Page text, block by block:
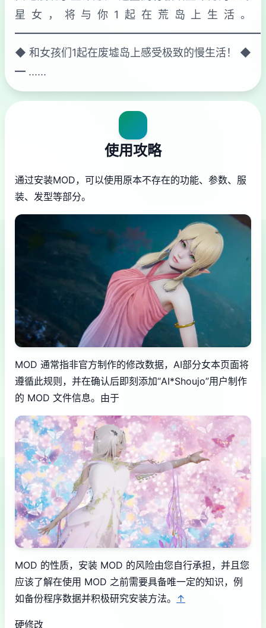
星女，将与你1起在荒岛上生活。
◆ 和女孩们1起在废墟岛上感受极致的慢生活！ ◆
━ ......
使用攻略
通过安装MOD，可以使用原本不存在的功能、参数、服
装、发型等部分。
MOD 通常指非官方制作的修改数据，AI部分女本页面将
遵循此规则，并在确认后即刻添加“AI*Shoujo”用户制作
的 MOD 文件信息。由于
MOD 的性质，安装 MOD 的风险由您自行承担，并且您
应该了解在使用 MOD 之前需要具备唯一定的知识，例
如备份程序数据并积极研究安装方法。 ↑
硬修改